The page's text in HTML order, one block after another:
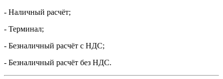
- Наличный расчёт;
- Терминал;
- Безналичный расчёт с НДС;
- Безналичный расчёт без НДС.